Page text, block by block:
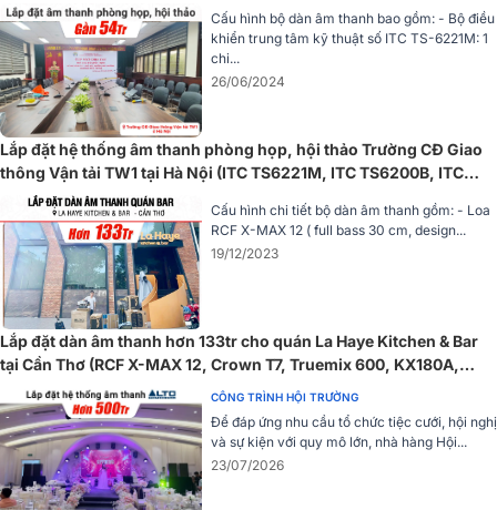
=> Xem thêm:Loa âm trần ITC T-105
Amply kỹ thuật số ITC T-60DTB
Amply kỹ thuật số ITC T-60DTB là amply kỹ thuật số chuyên dùng
cho hệ thống nhạc nền tại quán cà phê, cửa hàng, siêu thị và các
không gian thương mại vừa và nhỏ.
Thiết bị sở hữu thiết kế chuẩn rack 1U gọn gàng, dễ dàng lắp đặt
Cấu hình bộ dàn âm thanh bao gồm: - Bộ điều
khiển trung tâm kỹ thuật số ITC TS-6221M: 1
chi...
26/06/2024
Lắp đặt hệ thống âm thanh phòng họp, hội thảo Trường CĐ Giao
thông Vận tải TW1 tại Hà Nội (ITC TS6221M, ITC TS6200B, ITC
TS6200A)
Cấu hình chi tiết bộ dàn âm thanh gồm: - Loa
RCF X-MAX 12 ( full bass 30 cm, design...
19/12/2023
Lắp đặt dàn âm thanh hơn 133tr cho quán La Haye Kitchen & Bar
tại Cần Thơ (RCF X-MAX 12, Crown T7, Truemix 600, KX180A,
TS18S...)
CÔNG TRÌNH HỘI TRƯỜNG
Để đáp ứng nhu cầu tổ chức tiệc cưới, hội nghị
và sự kiện với quy mô lớn, nhà hàng Hội...
23/07/2026